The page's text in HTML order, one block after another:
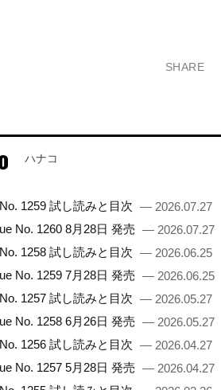
SHARE
ハナコ
1259 試し読みと目次 — 2026.07.27
No. 1260 8月28日 発売 — 2026.07.27
1258 試し読みと目次 — 2026.06.25
No. 1259 7月28日 発売 — 2026.06.25
1257 試し読みと目次 — 2026.05.27
No. 1258 6月26日 発売 — 2026.05.27
1256 試し読みと目次 — 2026.04.27
No. 1257 5月28日 発売 — 2026.04.27